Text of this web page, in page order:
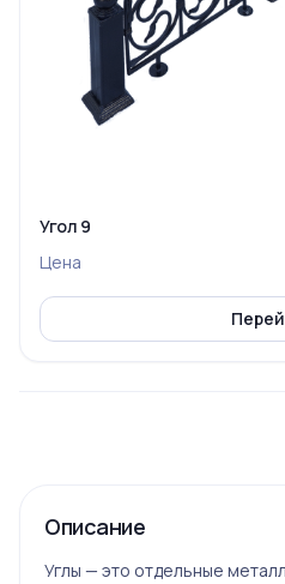
Угол 9
Цена
Описание
Углы — это отдельные